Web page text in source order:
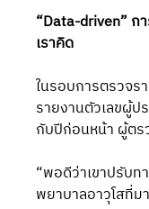
“Data-driven” ก
เราคิด
ในรอบการตรวจร
รายงานตัวเลขผู้ป
กับปีก่อนหน้า ผู้ต
“พอดีว่าเขาปรับท
พยาบาลอาวุโสที่